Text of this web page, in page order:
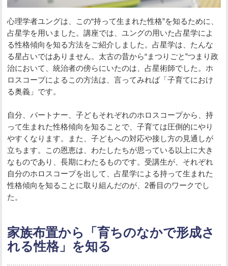
心理学者ユングは、この“持って生まれた性格”を知るために、
占星学を用いました。講座では、ユングの用いた占星学によ
る性格傾向を知る方法をご紹介しました。占星学は、たんな
る星占いではありません。太古の昔から“まつりごと”つまり政
治において、統治者の傍らにいたのは、占星術師でした。ホ
ロスコープによるこの方法は、言ってみれば「子育てにおけ
る奥義」です。
自分、パートナー、子どもそれぞれのホロスコープから、持
って生まれた性格傾向を知ることで、子育ては圧倒的にやり
やすくなります。また、子どもへの対応や接し方の見通しが
立ちます。この恩恵は、わたしたちが思っている以上に大き
なものであり、長期にわたるものです。受講生が、それぞれ
自分のホロスコープを出して、占星学による持って生まれた
性格傾向を知ることに取り組んだのが、2番目のワークでし
た。
家族布置から「育ちのなかで形成さ
れる性格」を知る